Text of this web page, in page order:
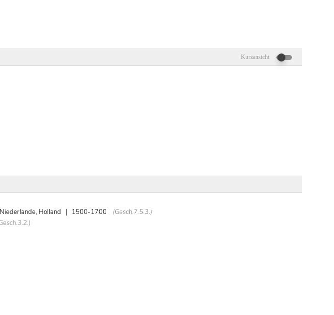
Kurzansicht
Holland | 1500-1700
(Gesch.7.5.3.)